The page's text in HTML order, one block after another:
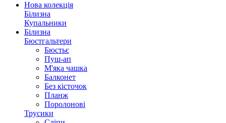
Нова колекція
Білизна
Купальники
Білизна
Бюстгальтери
Бюстьє
Пуш-ап
М'яка чашка
Балконет
Без кісточок
Планж
Поролонові
Трусики